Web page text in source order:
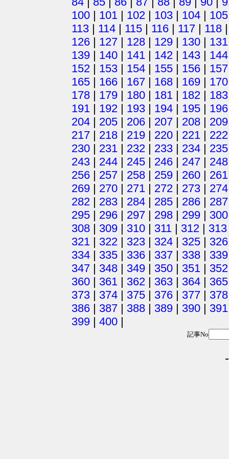
100 | 101 | 102 | 103 | 104 | 105
113 | 114 | 115 | 116 | 117 | 118
126 | 127 | 128 | 129 | 130 | 131
139 | 140 | 141 | 142 | 143 | 144
152 | 153 | 154 | 155 | 156 | 157
165 | 166 | 167 | 168 | 169 | 170
178 | 179 | 180 | 181 | 182 | 183
191 | 192 | 193 | 194 | 195 | 196
204 | 205 | 206 | 207 | 208 | 209
217 | 218 | 219 | 220 | 221 | 222
230 | 231 | 232 | 233 | 234 | 235
243 | 244 | 245 | 246 | 247 | 248
256 | 257 | 258 | 259 | 260 | 261
269 | 270 | 271 | 272 | 273 | 274
282 | 283 | 284 | 285 | 286 | 287
295 | 296 | 297 | 298 | 299 | 300
308 | 309 | 310 | 311 | 312 | 313
321 | 322 | 323 | 324 | 325 | 326
334 | 335 | 336 | 337 | 338 | 339
347 | 348 | 349 | 350 | 351 | 352
360 | 361 | 362 | 363 | 364 | 365
373 | 374 | 375 | 376 | 377 | 378
386 | 387 | 388 | 389 | 390 | 391
399 | 400 |
記事No